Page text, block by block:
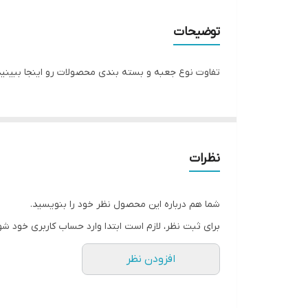
توضیحات
تفاوت نوع جعبه و بسته بندی محصولات رو اینجا
نظرات
شما هم درباره این محصول نظر خود را بنویسید.
برای ثبت نظر، لازم است ابتدا وارد حساب کاربری خود
افزودن نظر